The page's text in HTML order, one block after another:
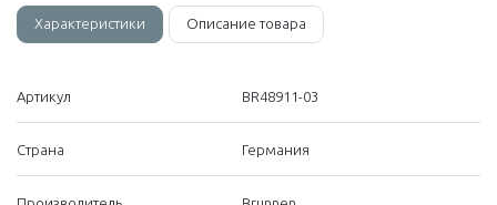
Характеристики Описание товара
Артикул BR48911-03
Страна Германия